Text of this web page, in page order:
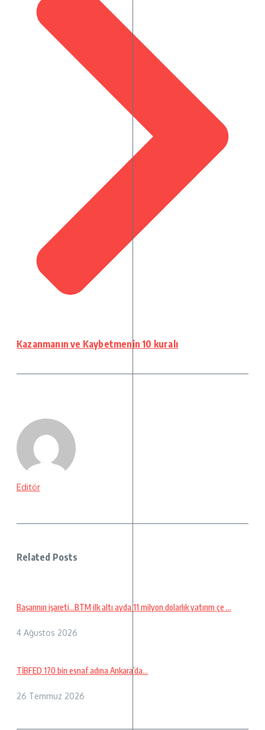
Kazanmanın ve Kaybetmenin 10 kuralı
Editör
Related Posts
Başarının işareti…BTM ilk altı ayda 11 milyon dolarlık yatırım çe ...
4 Ağustos 2026
TİBFED 170 bin esnaf adına Ankara’da…
26 Temmuz 2026